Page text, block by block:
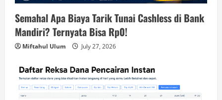
Semahal Apa Biaya Tarik Tunai Cashless di Bank
Mandiri? Ternyata Bisa Rp0!
Miftahul Ulum July 27, 2026